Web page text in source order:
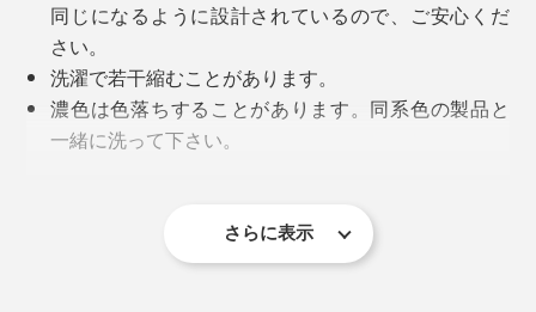
写真は、ブラック×ホワイト
和食の店で、友人の家で、靴を脱いであがる瞬間も安心
です。
くなる『AMIGAMI』は、靴下の新定番だと思います。
写真は、左からネイビー×ホワイトと、ブラック×ホワイト
とくにヘリンボーンの柄は、2色の和紙糸を、二つの糸
道をつくって、より複雑に編んでいきますが、和紙糸を
使って専用の編み機を回せる職人は、日本にもほとんど
美しい編み目と柄が、足元をスマートに見せてくれま
同じになるように設計されているので、ご安心くだ
さい。
洗濯で若干縮むことがあります。
濃色は色落ちすることがあります。同系色の製品と
一緒に洗って下さい。
漂白剤・蛍光増白剤入り洗剤の使用、タンブラー乾
燥は避けてください。
さらに表示